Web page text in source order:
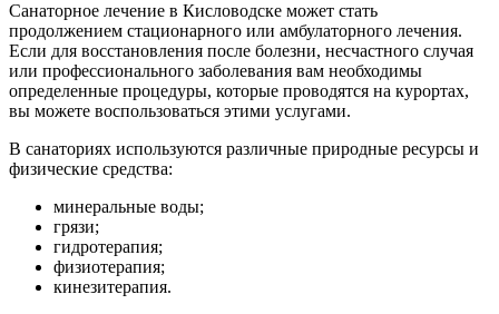
Санаторное лечение в Кисловодске может стать
продолжением стационарного или амбулаторного лечения.
Если для восстановления после болезни, несчастного случая
или профессионального заболевания вам необходимы
определенные процедуры, которые проводятся на курортах,
вы можете воспользоваться этими услугами.
В санаториях используются различные природные ресурсы и
физические средства:
минеральные воды;
грязи;
гидротерапия;
физиотерапия;
кинезитерапия.